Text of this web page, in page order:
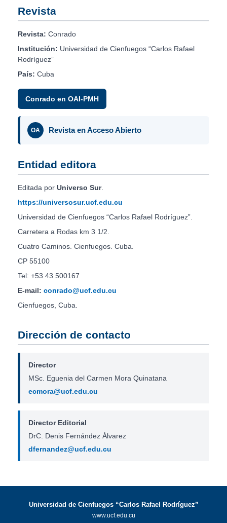
Revista
Revista: Conrado
Institución: Universidad de Cienfuegos “Carlos Rafael
Rodríguez”
País: Cuba
Conrado en OAI-PMH
OA Revista en Acceso Abierto
Entidad editora
Editada por Universo Sur.
https://universosur.ucf.edu.cu
Universidad de Cienfuegos “Carlos Rafael Rodríguez”.
Carretera a Rodas km 3 1/2.
Cuatro Caminos. Cienfuegos. Cuba.
CP 55100
Tel: +53 43 500167
E-mail: conrado@ucf.edu.cu
Cienfuegos, Cuba.
Dirección de contacto
Director
MSc. Eguenia del Carmen Mora Quinatana
ecmora@ucf.edu.cu
Director Editorial
DrC. Denis Fernández Álvarez
dfernandez@ucf.edu.cu
Universidad de Cienfuegos “Carlos Rafael Rodríguez”
www.ucf.edu.cu